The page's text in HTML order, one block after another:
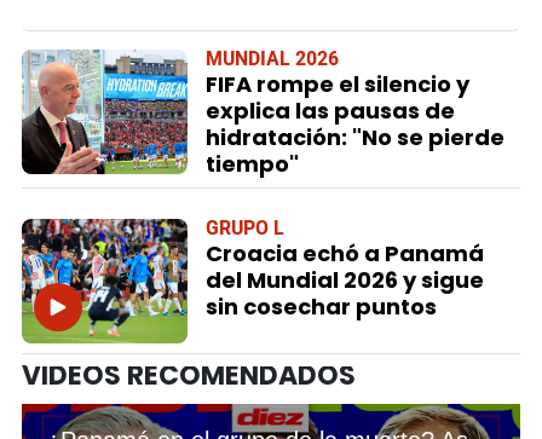
MUNDIAL 2026
FIFA rompe el silencio y
explica las pausas de
hidratación: "No se pierde
tiempo"
GRUPO L
Croacia echó a Panamá
del Mundial 2026 y sigue
sin cosechar puntos
VIDEOS RECOMENDADOS